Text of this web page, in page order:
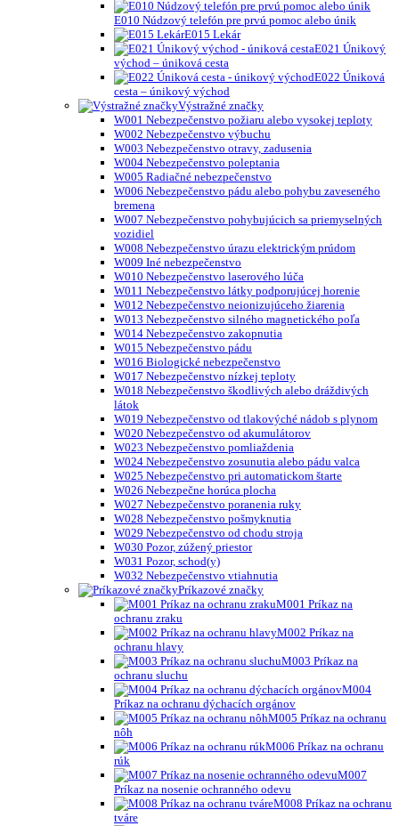
E010 Núdzový telefón pre prvú pomoc alebo únik
E015 Lekár
E021 Únikový
východ – úniková cesta
E022 Úniková
cesta – únikový východ
Výstražné značky
W001 Nebezpečenstvo požiaru alebo vysokej teploty
W002 Nebezpečenstvo výbuchu
W003 Nebezpečenstvo otravy, zadusenia
W004 Nebezpečenstvo poleptania
W005 Radiačné nebezpečenstvo
W006 Nebezpečenstvo pádu alebo pohybu zaveseného
bremena
W007 Nebezpečenstvo pohybujúcich sa priemyselných
vozidiel
W008 Nebezpečenstvo úrazu elektrickým prúdom
W009 Iné nebezpečenstvo
W010 Nebezpečenstvo laserového lúča
W011 Nebezpečenstvo látky podporujúcej horenie
W012 Nebezpečenstvo neionizujúceho žiarenia
W013 Nebezpečenstvo silného magnetického poľa
W014 Nebezpečenstvo zakopnutia
W015 Nebezpečenstvo pádu
W016 Biologické nebezpečenstvo
W017 Nebezpečenstvo nízkej teploty
W018 Nebezpečenstvo škodlivých alebo dráždivých
látok
W019 Nebezpečenstvo od tlakovýché nádob s plynom
W020 Nebezpečenstvo od akumulátorov
W023 Nebezpečenstvo pomliaždenia
W024 Nebezpečenstvo zosunutia alebo pádu valca
W025 Nebezpečenstvo pri automatickom štarte
W026 Nebezpečne horúca plocha
W027 Nebezpečenstvo poranenia ruky
W028 Nebezpečenstvo pošmyknutia
W029 Nebezpečenstvo od chodu stroja
W030 Pozor, zúžený priestor
W031 Pozor, schod(y)
W032 Nebezpečenstvo vtiahnutia
Príkazové značky
M001 Príkaz na
ochranu zraku
M002 Príkaz na
ochranu hlavy
M003 Príkaz na
ochranu sluchu
M004
Príkaz na ochranu dýchacích orgánov
M005 Príkaz na ochranu
nôh
M006 Príkaz na ochranu
rúk
M007
Príkaz na nosenie ochranného odevu
M008 Príkaz na ochranu
tváre